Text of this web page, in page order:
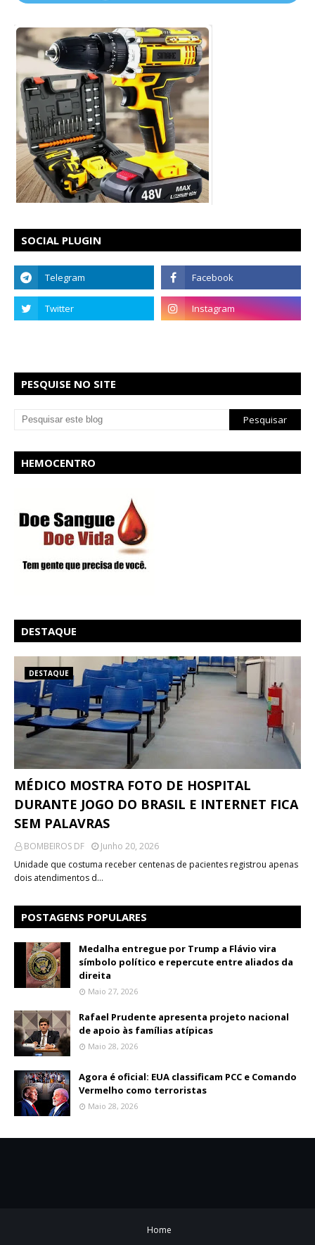
SOCIAL PLUGIN
PESQUISE NO SITE
HEMOCENTRO
DESTAQUE
DESTAQUE
MÉDICO MOSTRA FOTO DE HOSPITAL
DURANTE JOGO DO BRASIL E INTERNET FICA
SEM PALAVRAS
BOMBEIROS DF
Junho 20, 2026
Unidade que costuma receber centenas de pacientes registrou apenas
dois atendimentos d…
POSTAGENS POPULARES
Medalha entregue por Trump a Flávio vira
símbolo político e repercute entre aliados da
direita
Maio 27, 2026
Rafael Prudente apresenta projeto nacional
de apoio às famílias atípicas
Maio 28, 2026
Agora é oficial: EUA classificam PCC e Comando
Vermelho como terroristas
Maio 28, 2026
Home